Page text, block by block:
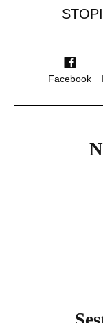
Facebook